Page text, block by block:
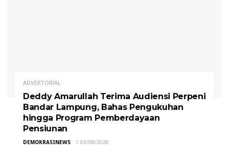
ADVERTORIAL
Deddy Amarullah Terima Audiensi Perpeni
Bandar Lampung, Bahas Pengukuhan
hingga Program Pemberdayaan
Pensiunan
DEMOKRASINEWS 05/08/2026